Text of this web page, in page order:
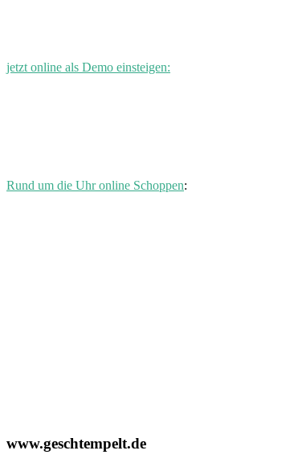
jetzt online als Demo einsteigen:
Rund um die Uhr online Schoppen:
www.geschtempelt.de